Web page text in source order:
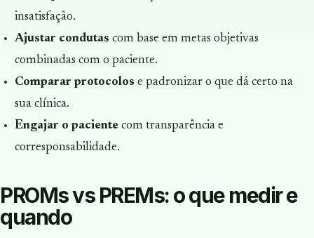
insatisfação.
Ajustar condutas com base em metas objetivas
combinadas com o paciente.
Comparar protocolos e padronizar o que dá certo na
sua clínica.
Engajar o pacientecom transparência e
corresponsabilidade.
PROMs vs PREMs: o que medir e
quando